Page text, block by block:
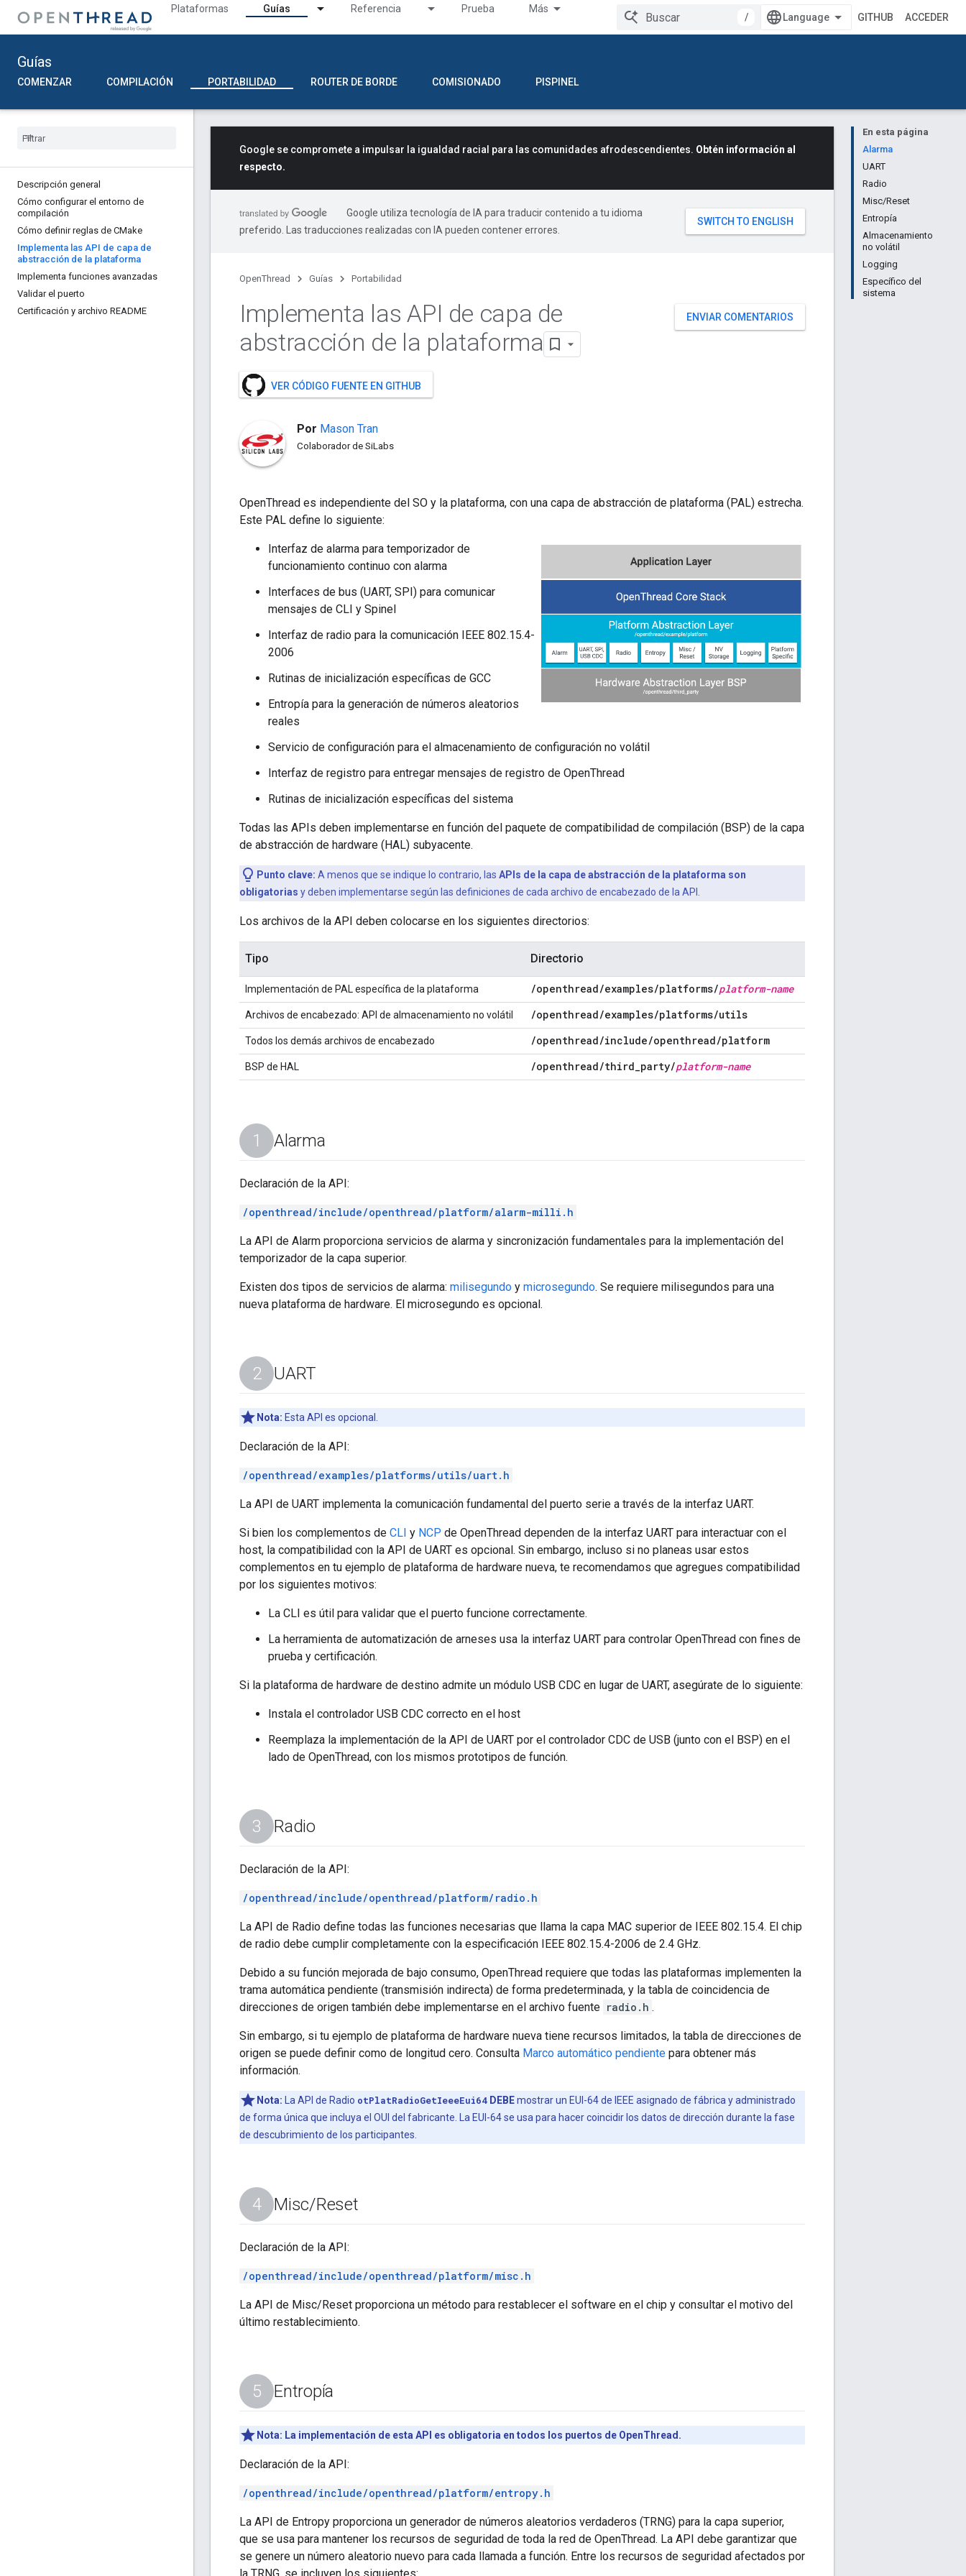
Plataformas Guías Referencia Prueba Más
/ GITHUB ACCEDER
Guías
COMENZAR COMPILACIÓN PORTABILIDAD ROUTER DE BORDE COMISIONADO PISPINEL
Descripción general
Cómo configurar el entorno de
compilación
Cómo definir reglas de CMake
Implementa las API de capa de
abstracción de la plataforma
Implementa funciones avanzadas
Validar el puerto
Certificación y archivo README
En esta página
Alarma
UART
Radio
Misc/Reset
Entropía
Almacenamiento
no volátil
Logging
Específico del
sistema
Google se compromete a impulsar la igualdad racial para las comunidades afrodescendientes. Obtén información al
respecto.
Google utiliza tecnología de IA para traducir contenido a tu idioma
preferido. Las traducciones realizadas con IA pueden contener errores.
OpenThread Guías Portabilidad
ENVIAR COMENTARIOS
Implementa las API de capa de
abstracción de la plataforma
VER CÓDIGO FUENTE EN GITHUB
Por Mason Tran
Colaborador de SiLabs
OpenThread es independiente del SO y la plataforma, con una capa de abstracción de plataforma (PAL) estrecha.
Este PAL define lo siguiente:
Interfaz de alarma para temporizador de
funcionamiento continuo con alarma
Interfaces de bus (UART, SPI) para comunicar
mensajes de CLI y Spinel
Interfaz de radio para la comunicación IEEE 802.15.4-
2006
Rutinas de inicialización específicas de GCC
Entropía para la generación de números aleatorios
reales
Servicio de configuración para el almacenamiento de configuración no volátil
Interfaz de registro para entregar mensajes de registro de OpenThread
Rutinas de inicialización específicas del sistema
Todas las APIs deben implementarse en función del paquete de compatibilidad de compilación (BSP) de la capa
de abstracción de hardware (HAL) subyacente.
Punto clave: A menos que se indique lo contrario, las APIs de la capa de abstracción de la plataforma son
obligatorias y deben implementarse según las definiciones de cada archivo de encabezado de la API.
Los archivos de la API deben colocarse en los siguientes directorios:
Tipo Directorio
Implementación de PAL específica de la plataforma /openthread/examples/platforms/platform-name
Archivos de encabezado: API de almacenamiento no volátil /openthread/examples/platforms/utils
Todos los demás archivos de encabezado /openthread/include/openthread/platform
BSP de HAL /openthread/third_party/platform-name
Alarma
Declaración de la API:
/openthread/include/openthread/platform/alarm-milli.h
La API de Alarm proporciona servicios de alarma y sincronización fundamentales para la implementación del
temporizador de la capa superior.
Existen dos tipos de servicios de alarma: milisegundo y microsegundo. Se requiere milisegundos para una
nueva plataforma de hardware. El microsegundo es opcional.
UART
Nota: Esta API es opcional.
Declaración de la API:
/openthread/examples/platforms/utils/uart.h
La API de UART implementa la comunicación fundamental del puerto serie a través de la interfaz UART.
Si bien los complementos de CLI y NCP de OpenThread dependen de la interfaz UART para interactuar con el
host, la compatibilidad con la API de UART es opcional. Sin embargo, incluso si no planeas usar estos
complementos en tu ejemplo de plataforma de hardware nueva, te recomendamos que agregues compatibilidad
por los siguientes motivos:
La CLI es útil para validar que el puerto funcione correctamente.
La herramienta de automatización de arneses usa la interfaz UART para controlar OpenThread con fines de
prueba y certificación.
Si la plataforma de hardware de destino admite un módulo USB CDC en lugar de UART, asegúrate de lo siguiente:
Instala el controlador USB CDC correcto en el host
Reemplaza la implementación de la API de UART por el controlador CDC de USB (junto con el BSP) en el
lado de OpenThread, con los mismos prototipos de función.
Radio
Declaración de la API:
/openthread/include/openthread/platform/radio.h
La API de Radio define todas las funciones necesarias que llama la capa MAC superior de IEEE 802.15.4. El chip
de radio debe cumplir completamente con la especificación IEEE 802.15.4-2006 de 2.4 GHz.
Debido a su función mejorada de bajo consumo, OpenThread requiere que todas las plataformas implementen la
trama automática pendiente (transmisión indirecta) de forma predeterminada, y la tabla de coincidencia de
direcciones de origen también debe implementarse en el archivo fuente radio.h .
Sin embargo, si tu ejemplo de plataforma de hardware nueva tiene recursos limitados, la tabla de direcciones de
origen se puede definir como de longitud cero. Consulta Marco automático pendiente para obtener más
información.
Nota: La API de Radio otPlatRadioGetIeeeEui64 DEBEmostrar un EUI-64 de IEEE asignado de fábrica y administrado
de forma única que incluya el OUI del fabricante. La EUI-64 se usa para hacer coincidir los datos de dirección durante la fase
de descubrimiento de los participantes.
Misc/Reset
Declaración de la API:
/openthread/include/openthread/platform/misc.h
La API de Misc/Reset proporciona un método para restablecer el software en el chip y consultar el motivo del
último restablecimiento.
Entropía
Nota: La implementación de esta API es obligatoria en todos los puertos de OpenThread.
Declaración de la API:
/openthread/include/openthread/platform/entropy.h
La API de Entropy proporciona un generador de números aleatorios verdaderos (TRNG) para la capa superior,
que se usa para mantener los recursos de seguridad de toda la red de OpenThread. La API debe garantizar que
se genere un número aleatorio nuevo para cada llamada a función. Entre los recursos de seguridad afectados por